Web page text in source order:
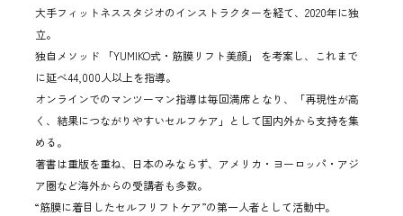
大手フィットネススタジオのインストラクターを経て、2020年に独
立。
独自メソッド 「YUMIKO式・筋膜リフト美顔」 を考案し、これまで
に延べ44,000人以上を指導。
オンラインでのマンツーマン指導は毎回満席となり、「再現性が高
く、結果につながりやすいセルフケア」として国内外から支持を集
める。
著書は重版を重ね、日本のみならず、アメリカ・ヨーロッパ・アジ
ア圏など海外からの受講者も多数。
“筋膜に着目したセルフリフトケア”の第一人者として活動中。